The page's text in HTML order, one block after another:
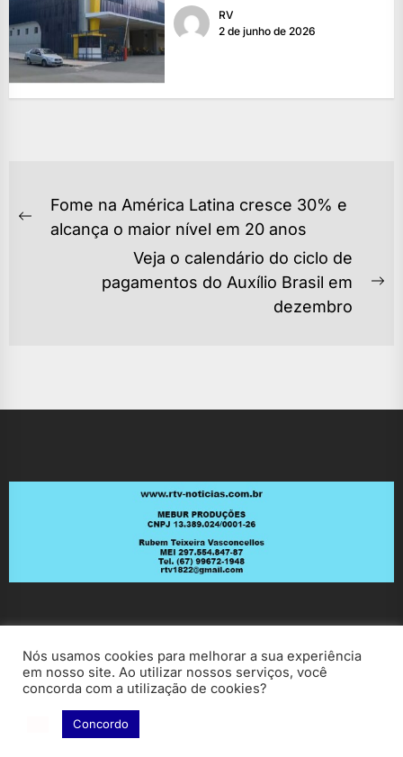
RV
2 de junho de 2026
NAVEGAÇÃO
DEPrevious
Fome na América Latina cresce 30% e
alcança o maior nível em 20 anos
Veja o calendário do ciclo de
pagamentos do Auxílio Brasil em
dezembro
Copyright © 2026RV Notícias.All rights reserved.
Theme: ExtendedNews By
WordPress.
Nós usamos cookies para melhorar a sua experiência
em nosso site. Ao utilizar nossos serviços, você
concorda com a utilização de cookies?
Concordo